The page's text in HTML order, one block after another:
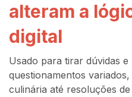
alteram a
digital
Usado para tirar dúvidas
questionamentos
culinária até resoluções